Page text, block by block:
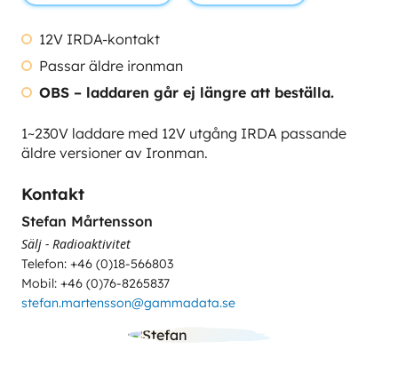
12V IRDA-kontakt
Passar äldre ironman
OBS – laddaren går ej längre att beställa.
1~230V laddare med 12V utgång IRDA passande
äldre versioner av Ironman.
Kontakt
Stefan Mårtensson
Sälj - Radioaktivitet
Telefon: +46 (0)18-566803
Mobil: +46 (0)76-8265837
stefan.martensson@gammadata.se